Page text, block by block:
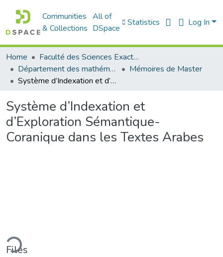
Communities
& Collections
All of
DSpace
Statistics Log In
Home
Faculté des Sciences Exactes et de l'Informatique
Département des mathématiques et informatique
Mémoires de Master
Système d’Indexation et d’Exploration Sémantique- Coranique dans les Textes Arabes
Système d’Indexation et
d’Exploration Sémantique-
Coranique dans les Textes Arabes
Files